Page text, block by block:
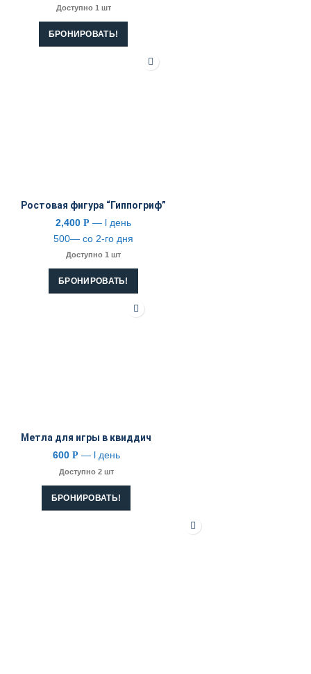
Доступно 1 шт
БРОНИРОВАТЬ!
Ростовая фигура “Гиппогриф”
2,400 Р — l день
500— со 2-го дня
Доступно 1 шт
БРОНИРОВАТЬ!
Метла для игры в квиддич
600 Р — l день
Доступно 2 шт
БРОНИРОВАТЬ!